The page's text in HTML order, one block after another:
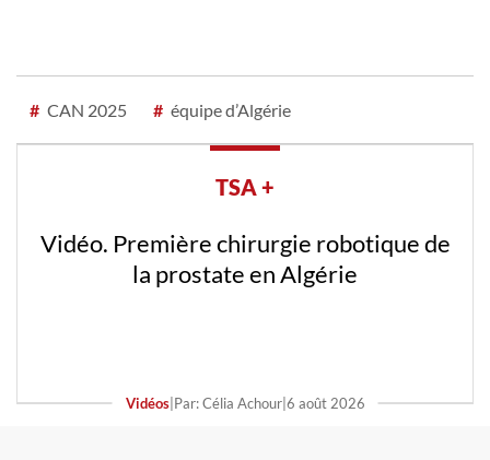
# CAN 2025 # équipe d’Algérie
TSA +
Vidéo. Première chirurgie robotique de
la prostate en Algérie
Vidéos| Par: Célia Achour| 6 août 2026